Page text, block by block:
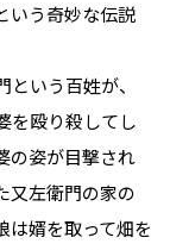
いう奇妙な伝説
いう百姓が、
を殴り殺してし
の姿が目撃され
又左衛門の家の
は婿を取って畑を